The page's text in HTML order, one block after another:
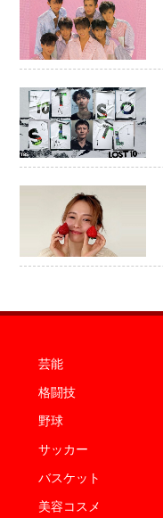
芸能
格闘技
野球
サッカー
バスケット
美容コスメ